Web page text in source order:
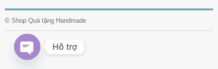
© Shop Quà tặng Handmade
Hỗ trợ